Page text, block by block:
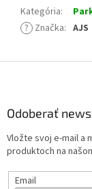
Kategória:
? Značka: AJS
Odoberať
Vložte svoj e-mail a
produktoch na
Email